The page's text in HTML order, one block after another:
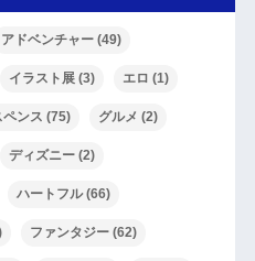
アドベンチャー(49)
イラスト展(3) エロ (1)
ンス (75) グルメ (2)
ディズニー(2)
ハートフル(66)
ファンタジー(62)